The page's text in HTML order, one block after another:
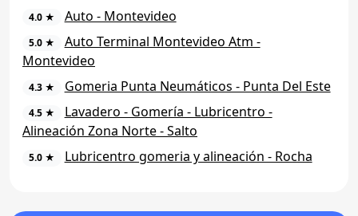
4.0 ★ Auto - Montevideo
5.0 ★
Auto Terminal Montevideo Atm -
Montevideo
4.3 ★ Gomeria Punta Neumáticos - Punta Del Este
4.5 ★
Lavadero - Gomería - Lubricentro -
Alineación Zona Norte - Salto
5.0 ★ Lubricentro gomeria y alineación - Rocha